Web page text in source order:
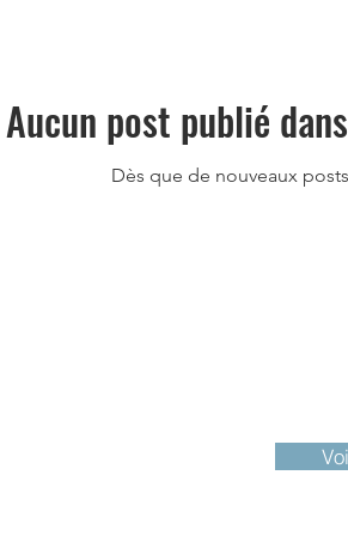
Aucun post publié
Dès que de nouveaux